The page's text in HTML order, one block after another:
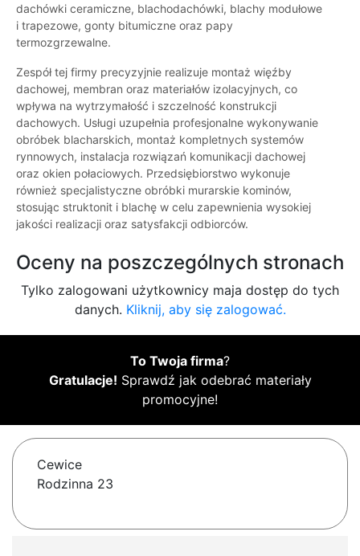
dachówki ceramiczne, blachodachówki, blachy modułowe
i trapezowe, gonty bitumiczne oraz papy
termozgrzewalne.
Zespół tej firmy precyzyjnie realizuje montaż więźby
dachowej, membran oraz materiałów izolacyjnych, co
wpływa na wytrzymałość i szczelność konstrukcji
dachowych. Usługi uzupełnia profesjonalne wykonywanie
obróbek blacharskich, montaż kompletnych systemów
rynnowych, instalacja rozwiązań komunikacji dachowej
oraz okien połaciowych. Przedsiębiorstwo wykonuje
również specjalistyczne obróbki murarskie kominów,
stosując struktonit i blachę w celu zapewnienia wysokiej
jakości realizacji oraz satysfakcji odbiorców.
Oceny na poszczególnych stronach
Tylko zalogowani użytkownicy maja dostęp do tych
danych. Kliknij, aby się zalogować.
To Twoja firma?
Gratulacje! Sprawdź jak odebrać materiały
promocyjne!
Cewice
Rodzinna 23